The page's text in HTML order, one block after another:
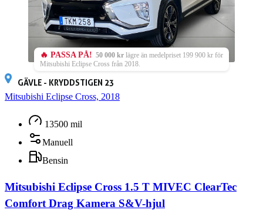
🔥 PASSA PÅ! 50 000 kr lägre än medelpriset 199 900 kr för
Mitsubishi Eclipse Cross från 2018.
GÄVLE - KRYDDSTIGEN 23
Mitsubishi Eclipse Cross, 2018
13500 mil
Manuell
Bensin
Mitsubishi Eclipse Cross 1.5 T MIVEC ClearTec
Comfort Drag Kamera S&V-hjul